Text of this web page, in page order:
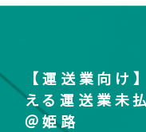
【運送業向け
える運送業未
＠姫路